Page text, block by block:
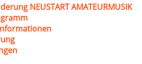
NEUSTART AMATEURMUSIK